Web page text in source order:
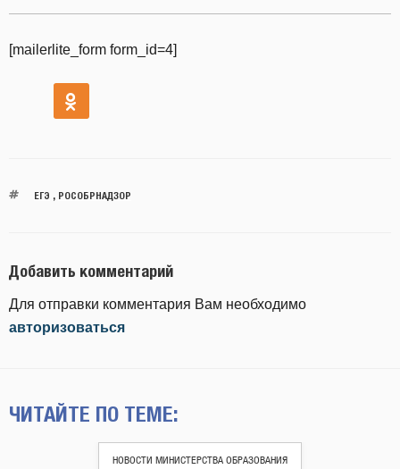
[mailerlite_form form_id=4]
ЕГЭ , РОСОБРНАДЗОР
Добавить комментарий
Для отправки комментария Вам необходимо
авторизоваться
ЧИТАЙТЕ ПО ТЕМЕ:
НОВОСТИ МИНИСТЕРСТВА ОБРАЗОВАНИЯ